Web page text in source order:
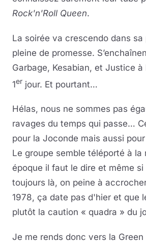
Rock'n'Roll Queen.
La soirée va crescendo dans sa
pleine de promesse.
Garbage, Kesabian, et Justice
1er jour. Et pourtant…
Hélas, nous ne sommes pas
ravages du temps qui passe…
pour la Joconde mais aussi pour
Le groupe semble téléporté à la
époque il faut le dire et même
toujours là, on peine à
1978, ça date pas d'hier et que
plutôt la caution « quadra » du
Je me rends donc vers la